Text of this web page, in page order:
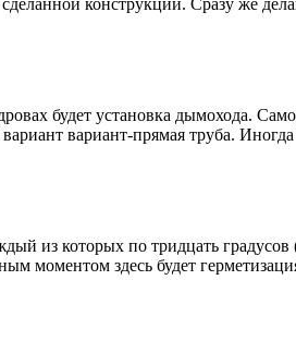
конструкции. Сразу же
будет установка дымохода.
вариант-прямая труба.
из которых по тридцать
моментом здесь будет